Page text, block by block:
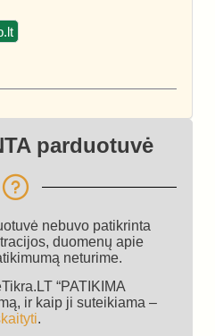
parduotuvė
nebuvo patikrinta
duomenų apie
neturime.
“PATIKIMA
ir kaip ji suteikiama –
.